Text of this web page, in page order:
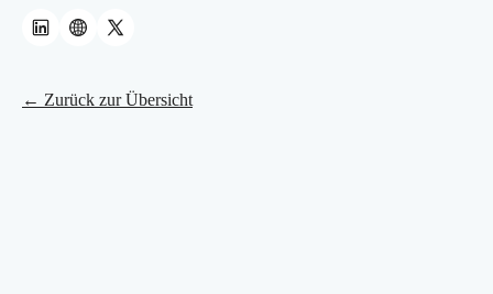
← Zurück zur Übersicht